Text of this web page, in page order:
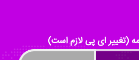
Nazaninkarkon
(تغییر ای پی لازم است)